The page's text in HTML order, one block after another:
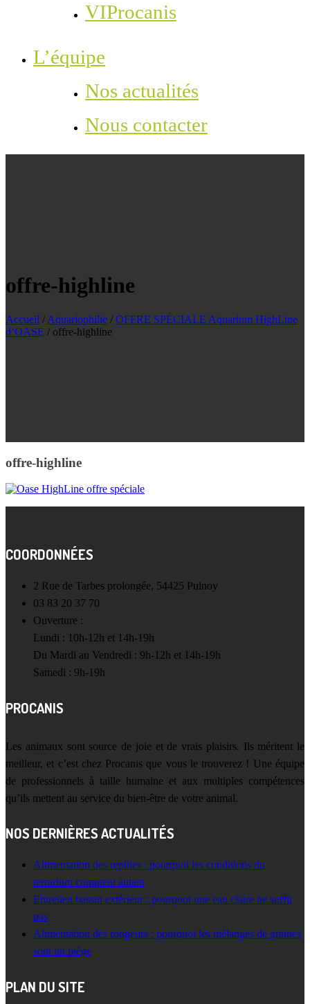
VIProcanis
L’équipe
Nos actualités
Nous contacter
offre-highline
Accueil / Aquariophilie / OFFRE SPÉCIALE Aquarium HighLine
d’OASE / offre-highline
offre-highline
COORDONNÉES
2 Rue de Tarbes prolongée, 54425 Pulnoy
03 83 20 37 70
Ouverture :
Lundi : 10h-12h et 14h-19h
Du Mardi au Vendredi : 9h-12h et 14h-19h
Samedi : 9h-19h
PROCANIS
Les animaux sont source de joie et de vrais plaisirs. Ils méritent le
meilleur, et c’est chez Procanis que vous le trouverez ! Une équipe
de professionnels à taille humaine et aux multiples compétences
qu’ils mettent au service du bien-être de votre animal.
NOS DERNIÈRES ACTUALITÉS
Alimentation des reptiles : pourquoi les conditions du
terrarium comptent autant
Entretien bassin extérieur : pourquoi une eau claire ne suffit
pas
Alimentation des rongeurs : pourquoi les mélanges de graines
sont un piège
PLAN DU SITE